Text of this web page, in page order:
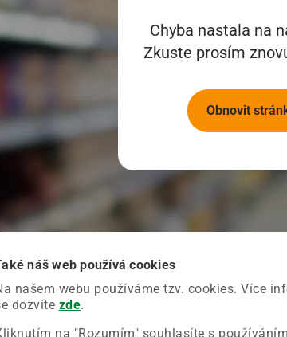
náš web používá cookies
našem webu používáme tzv. cookies. Více
dozvíte zde.
na "Rozumím" souhlasíte s
Chyba nastala na
Zkuste prosím
Obnovit